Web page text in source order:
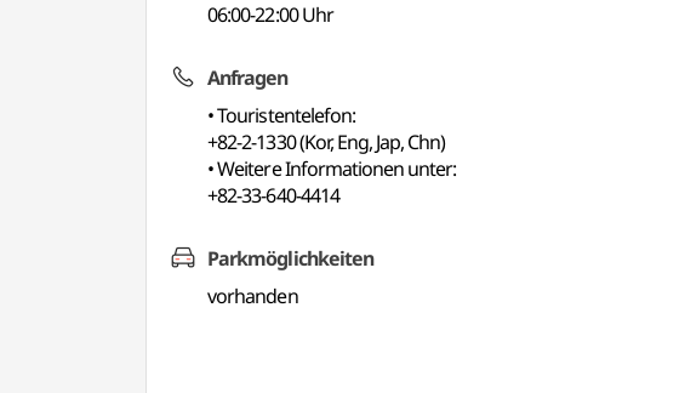
06:00-22:00 Uhr
Anfragen
• Touristentelefon:
+82-2-1330 (Kor, Eng, Jap, Chn)
• Weitere Informationen unter:
+82-33-640-4414
Parkmöglichkeiten
vorhanden